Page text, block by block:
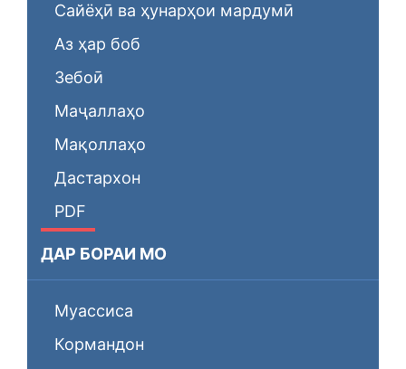
Сайёҳӣ ва ҳунарҳои мардумӣ
Аз ҳар боб
Зебоӣ
Маҷаллаҳо
Мақоллаҳо
Дастархон
PDF
ДАР БОРАИ МО
Муассиса
Кормандон